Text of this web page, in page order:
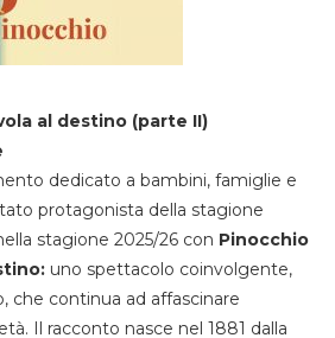
al destino (parte II)
dedicato a bambini, famiglie e
protagonista della stagione
stagione 2025/26 con Pinocchio
uno spettacolo coinvolgente,
che continua ad affascinare
Il racconto nasce nel 1881 dalla